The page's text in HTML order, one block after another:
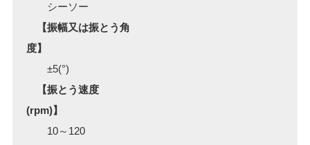
シーソー
【振幅又は振とう角
度】
±5(°)
【振とう速度
(rpm)】
10～120